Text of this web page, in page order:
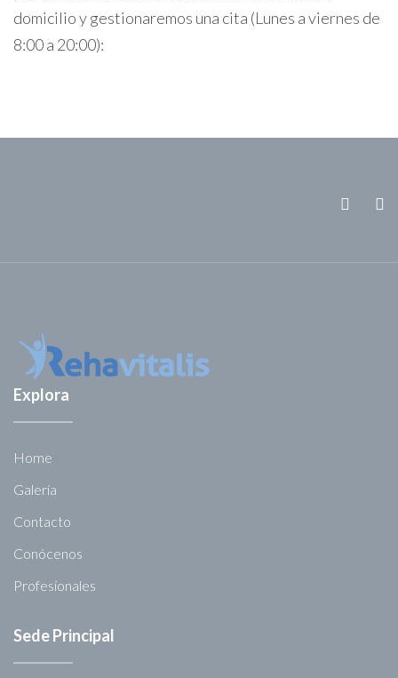
domicilio y gestionaremos una cita (Lunes a viernes de
8:00 a 20:00):
Explora
Home
Galería
Contacto
Conócenos
Profesionales
Sede Principal